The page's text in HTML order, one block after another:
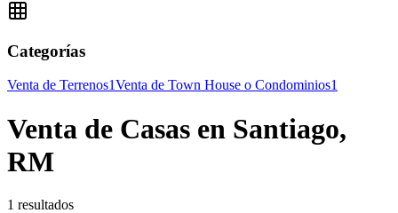
Categorías
Venta de Terrenos1Venta de Town House o Condominios1
Venta de Casas en Santiago,
RM
1 resultados